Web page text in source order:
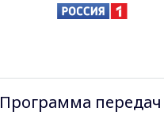
Программа передач